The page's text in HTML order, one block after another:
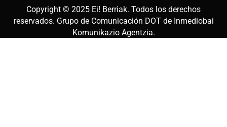
Copyright © 2025 Ei! Berriak. Todos los derechos
reservados. Grupo de Comunicación DOT de Inmediobai
Komunikazio Agentzia.